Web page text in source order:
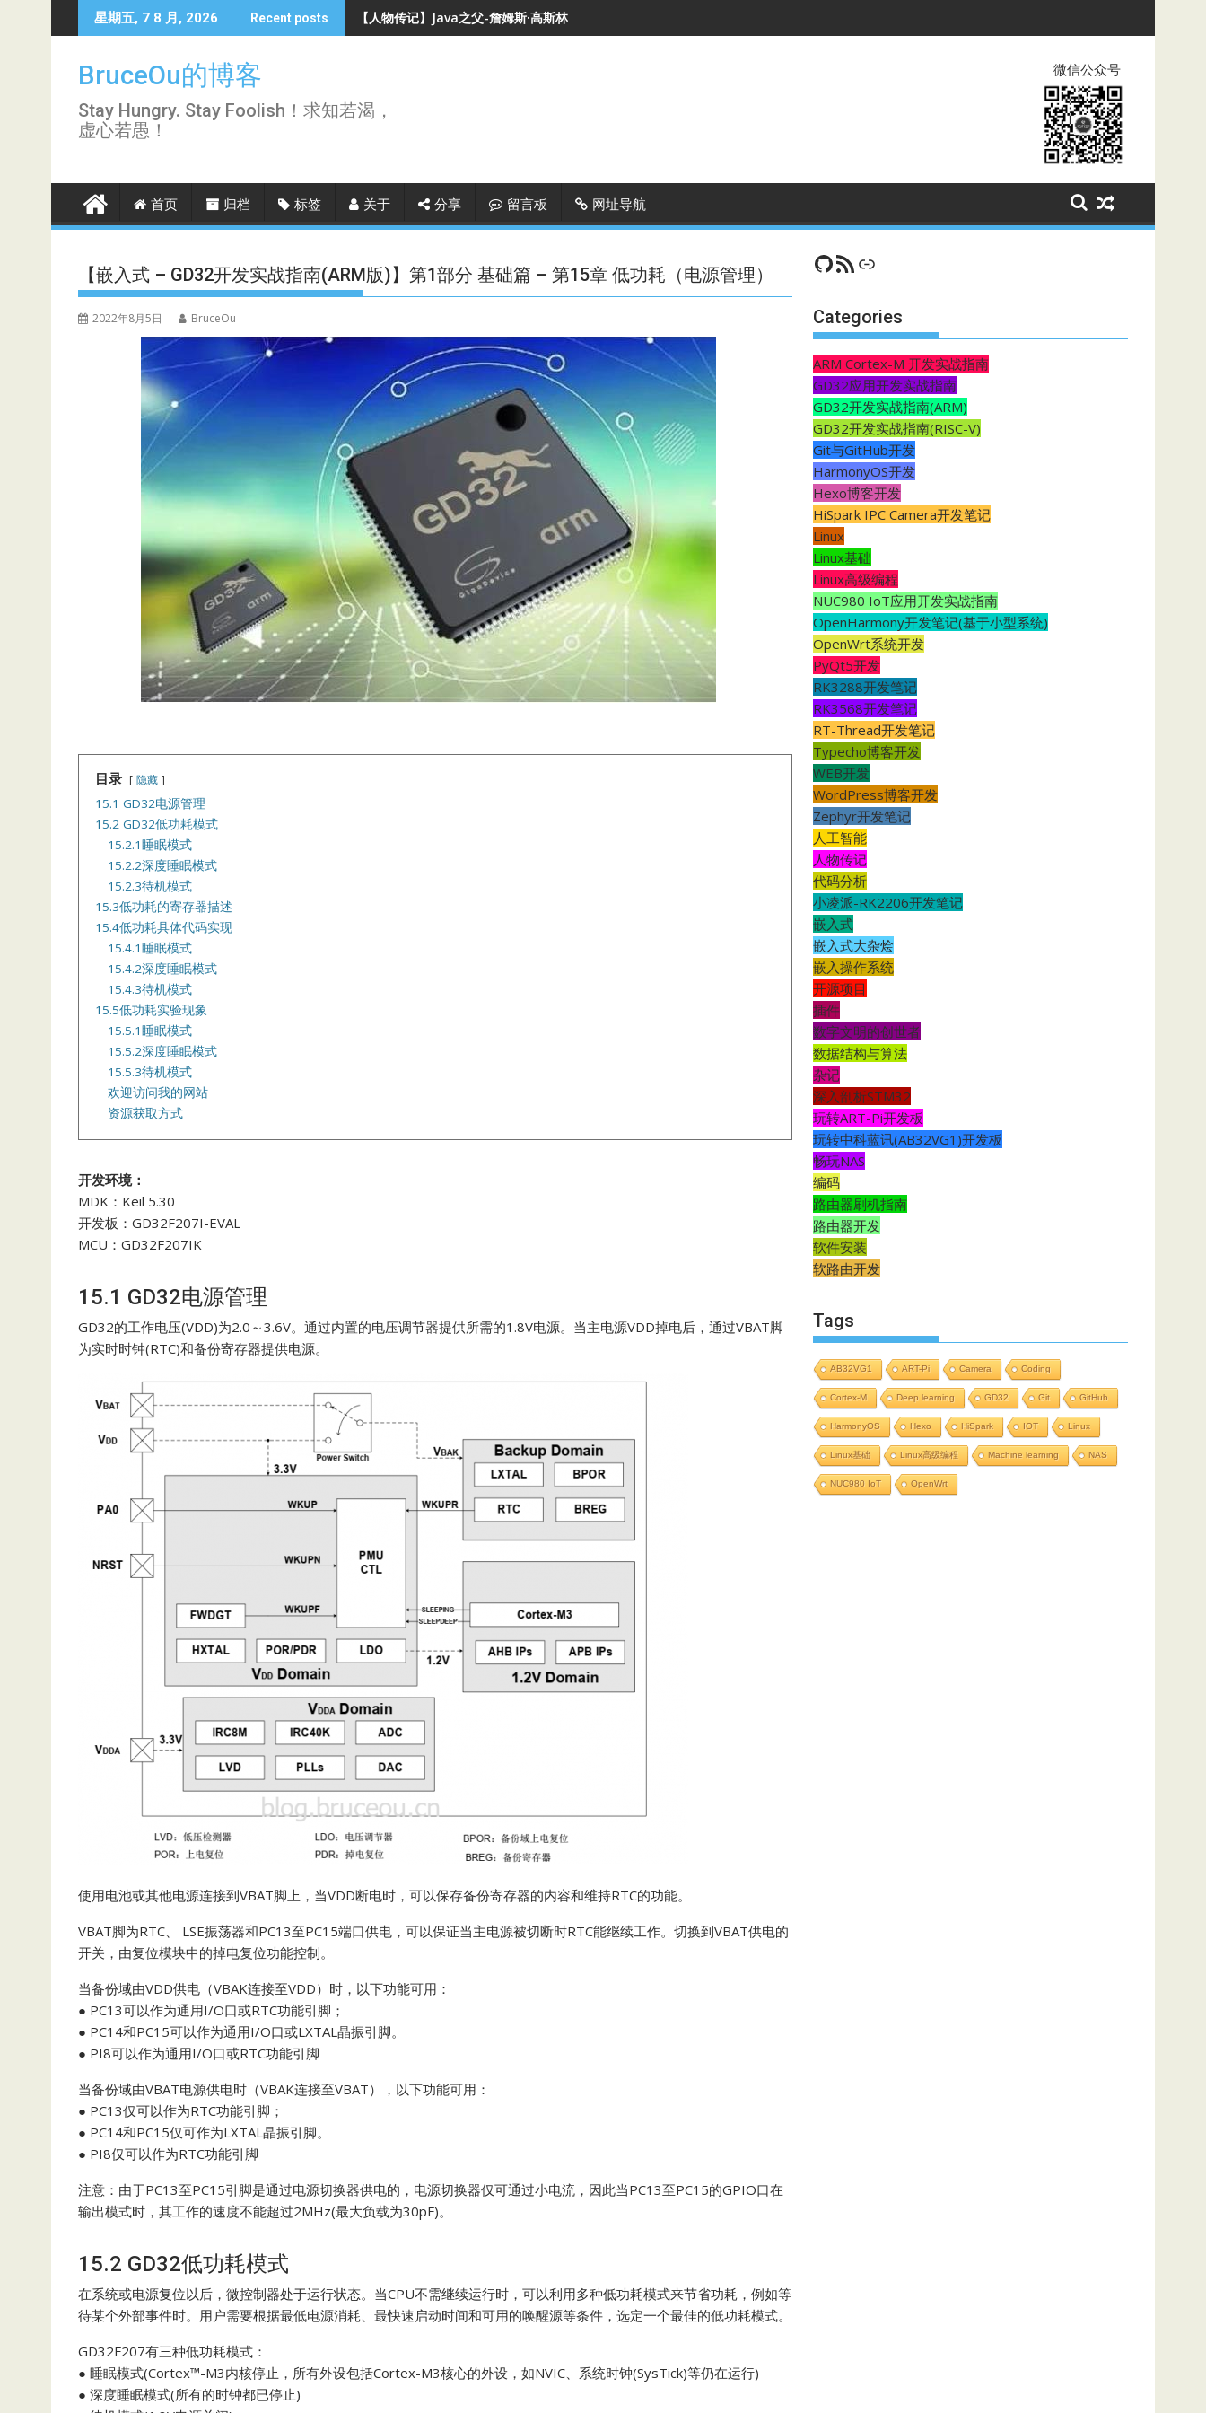
to
星期五, 7 8 月, 2026 Recent posts 【人物传记】Java之父-詹姆斯·高斯林
BruceOu的博客
Stay Hungry. Stay Foolish！求知若渴，
虚心若愚！
微信公众号
首页 归档 标签 关于 分享 留言板 网址导航
【嵌入式 – GD32开发实战指南(ARM版)】第1部分 基础篇 – 第15章 低功耗（电源管理）
2022年8月5日 BruceOu
目录 隐藏
15.1 GD32电源管理
15.2 GD32低功耗模式
15.2.1睡眠模式
15.2.2深度睡眠模式
15.2.3待机模式
15.3低功耗的寄存器描述
15.4低功耗具体代码实现
15.4.1睡眠模式
15.4.2深度睡眠模式
15.4.3待机模式
15.5低功耗实验现象
15.5.1睡眠模式
15.5.2深度睡眠模式
15.5.3待机模式
欢迎访问我的网站
资源获取方式
开发环境：
MDK：Keil 5.30
开发板：GD32F207I-EVAL
MCU：GD32F207IK
15.1 GD32电源管理
GD32的工作电压(VDD)为2.0～3.6V。通过内置的电压调节器提供所需的1.8V电源。当主电源VDD掉电后，通过VBAT脚
为实时时钟(RTC)和备份寄存器提供电源。
使用电池或其他电源连接到VBAT脚上，当VDD断电时，可以保存备份寄存器的内容和维持RTC的功能。
VBAT脚为RTC、 LSE振荡器和PC13至PC15端口供电，可以保证当主电源被切断时RTC能继续工作。切换到VBAT供电的
开关，由复位模块中的掉电复位功能控制。
当备份域由VDD供电（VBAK连接至VDD）时，以下功能可用：
● PC13可以作为通用I/O口或RTC功能引脚；
● PC14和PC15可以作为通用I/O口或LXTAL晶振引脚。
● PI8可以作为通用I/O口或RTC功能引脚
当备份域由VBAT电源供电时（VBAK连接至VBAT），以下功能可用：
● PC13仅可以作为RTC功能引脚；
● PC14和PC15仅可作为LXTAL晶振引脚。
● PI8仅可以作为RTC功能引脚
注意：由于PC13至PC15引脚是通过电源切换器供电的，电源切换器仅可通过小电流，因此当PC13至PC15的GPIO口在
输出模式时，其工作的速度不能超过2MHz(最大负载为30pF)。
15.2 GD32低功耗模式
在系统或电源复位以后，微控制器处于运行状态。当CPU不需继续运行时，可以利用多种低功耗模式来节省功耗，例如等
待某个外部事件时。用户需要根据最低电源消耗、最快速启动时间和可用的唤醒源等条件，选定一个最佳的低功耗模式。
GD32F207有三种低功耗模式：
● 睡眠模式(Cortex™-M3内核停止，所有外设包括Cortex-M3核心的外设，如NVIC、系统时钟(SysTick)等仍在运行)
● 深度睡眠模式(所有的时钟都已停止)
GitHub
RSS FeedCSDN
Categories
ARM Cortex-M 开发实战指南
GD32应用开发实战指南
GD32开发实战指南(ARM)
GD32开发实战指南(RISC-V)
Git与GitHub开发
HarmonyOS开发
Hexo博客开发
HiSpark IPC Camera开发笔记
Linux
Linux基础
Linux高级编程
NUC980 IoT应用开发实战指南
OpenHarmony开发笔记(基于小型系统)
OpenWrt系统开发
PyQt5开发
RK3288开发笔记
RK3568开发笔记
RT-Thread开发笔记
Typecho博客开发
WEB开发
WordPress博客开发
Zephyr开发笔记
人工智能
人物传记
代码分析
小凌派-RK2206开发笔记
嵌入式
嵌入式大杂烩
嵌入操作系统
开源项目
插件
数字文明的创世者
数据结构与算法
杂记
深入剖析STM32
玩转ART-Pi开发板
玩转中科蓝讯(AB32VG1)开发板
畅玩NAS
编码
路由器刷机指南
路由器开发
软件安装
软路由开发
Tags
AB32VG1 ART-Pi Camera Coding
Cortex-M Deep learning GD32 Git GitHub
HarmonyOS Hexo HiSpark IOT Linux
Linux基础 Linux高级编程 Machine learning NAS
NUC980 IoT OpenWrt